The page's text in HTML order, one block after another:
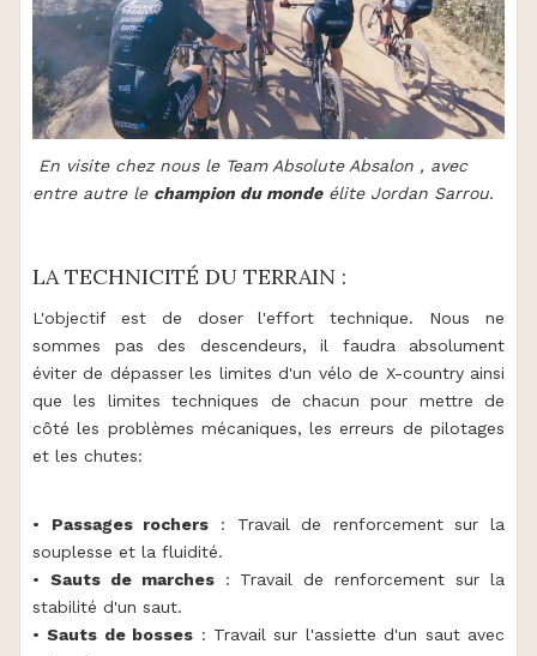
En visite chez nous le Team Absolute Absalon , avec
entre autre le champion du mondeélite Jordan Sarrou.
LA TECHNICITÉ DU TERRAIN :
L'objectif est de doser l'effort technique. Nous ne
sommes pas des descendeurs, il faudra absolument
éviter de dépasser les limites d'un vélo de X-country ainsi
que les limites techniques de chacun pour mettre de
côté les problèmes mécaniques, les erreurs de pilotages
et les chutes:
• Passages rochers : Travail de renforcement sur la
souplesse et la fluidité.
• Sauts de marches: Travail de renforcement sur la
stabilité d'un saut.
•Sauts de bosses : Travail sur l'assiette d'un saut avec